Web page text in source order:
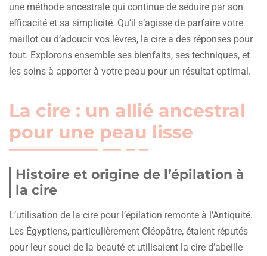
une méthode ancestrale qui continue de séduire par son
efficacité et sa simplicité. Qu’il s’agisse de parfaire votre
maillot ou d’adoucir vos lèvres, la cire a des réponses pour
tout. Explorons ensemble ses bienfaits, ses techniques, et
les soins à apporter à votre peau pour un résultat optimal.
La cire : un allié ancestral
pour une peau lisse
Histoire et origine de l’épilation à
la cire
L’utilisation de la cire pour l’épilation remonte à l’Antiquité.
Les Égyptiens, particulièrement Cléopâtre, étaient réputés
pour leur souci de la beauté et utilisaient la cire d’abeille